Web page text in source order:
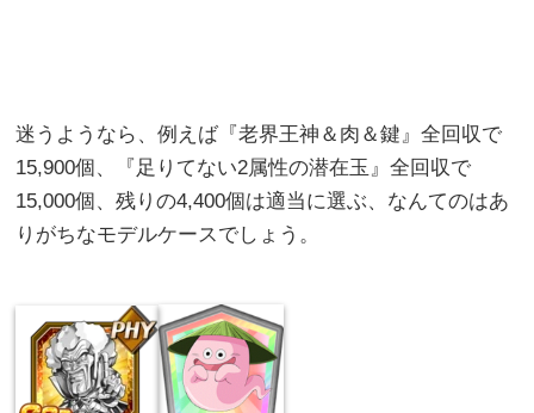
迷うようなら、例えば『老界王神＆肉＆鍵』全回収で
15,900個、『足りてない2属性の潜在玉』全回収で
15,000個、残りの4,400個は適当に選ぶ、なんてのはあ
りがちなモデルケースでしょう。